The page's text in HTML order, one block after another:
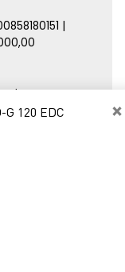
×
G 120 EDC
|